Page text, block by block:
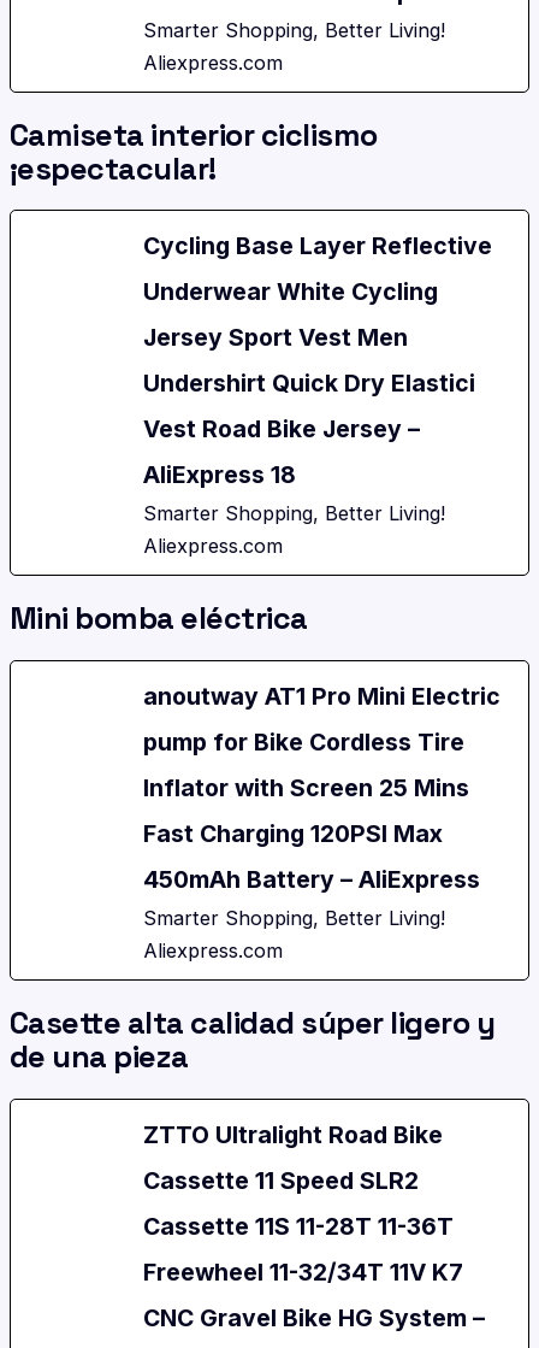
Smarter Shopping, Better Living!
Aliexpress.com
Camiseta interior ciclismo
¡espectacular!
Cycling Base Layer Reflective
Underwear White Cycling
Jersey Sport Vest Men
Undershirt Quick Dry Elastici
Vest Road Bike Jersey –
AliExpress 18
Smarter Shopping, Better Living!
Aliexpress.com
Mini bomba eléctrica
anoutway AT1 Pro Mini Electric
pump for Bike Cordless Tire
Inflator with Screen 25 Mins
Fast Charging 120PSI Max
450mAh Battery – AliExpress
Smarter Shopping, Better Living!
Aliexpress.com
Casette alta calidad súper ligero y
de una pieza
ZTTO Ultralight Road Bike
Cassette 11 Speed SLR2
Cassette 11S 11-28T 11-36T
Freewheel 11-32/34T 11V K7
CNC Gravel Bike HG System –